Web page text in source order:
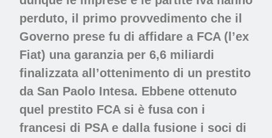
perduto, il primo provvedimento che il
Governo prese fu di affidare a FCA (l’ex
Fiat) una garanzia per 6,6 miliardi
finalizzata all’ottenimento di un prestito
da San Paolo Intesa. Ebbene ottenuto
quel prestito FCA si è fusa con i
francesi di PSA e dalla fusione i soci di